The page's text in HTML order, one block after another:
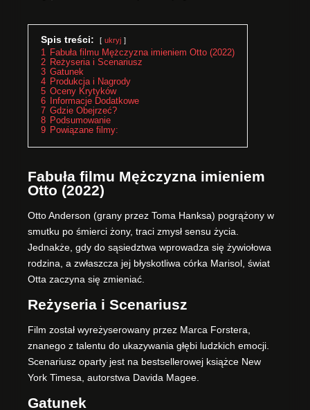
Spis treści: ukryj
1 Fabuła filmu Mężczyzna imieniem Otto (2022)
2 Reżyseria i Scenariusz
3 Gatunek
4 Produkcja i Nagrody
5 Oceny Krytyków
6
Informacje Dodatkowe
7 Gdzie Obejrzeć?
8 Podsumowanie
9 Powiązane filmy:
Fabuła filmu Mężczyzna imieniem
Otto (2022)
Otto Anderson (grany przez Toma Hanksa) pogrążony w
smutku po śmierci żony, traci zmysł sensu życia.
Jednakże, gdy do sąsiedztwa wprowadza się żywiołowa
rodzina, a zwłaszcza jej błyskotliwa córka Marisol, świat
Otta zaczyna się zmieniać.
Reżyseria i Scenariusz
Film został wyreżyserowany przez Marca Forstera,
znanego z talentu do ukazywania głębi ludzkich emocji.
Scenariusz oparty jest na bestsellerowej książce New
York Timesa, autorstwa Davida Magee.
Gatunek